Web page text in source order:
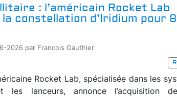
: l’américain Rocket Lab
constellation d’Iridium pour 8
2026 par Francois Gauthier
Rocket Lab, spécialisée dans les
les lanceurs, annonce l’acquisition